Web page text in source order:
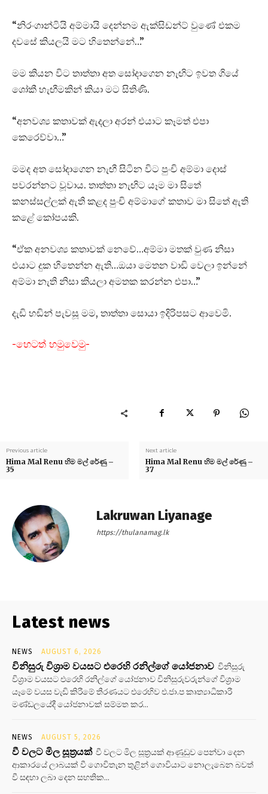
“නිරංගාන්ටියි අම්මායි දෙන්නම ඇක්සිඩන්ට් වුණේ එකම
දවසේ කියලයි මට හිතෙන්නේ…”
මම කියන විට තාත්තා අත සෝදාගෙන නැඟිට ඉවත ගියේ
ශෝකී හැඟීමකින් කියා මට සිතිණි.
“අනවශ්‍ය කතාවක් ඇදලා අරන් එයාට කෑමත් එපා
කෙරෙව්වා…”
මමද අත සෝදාගෙන නැඟී සිටින විට පුංචි අම්මා දොස්
පවරන්නට වූවාය. තාත්තා නැඟිට යෑම මා සිතේ
කනස්සල්ලක් ඇති කළද පුංචි අම්මාගේ කතාව මා සිතේ ඇති
කළේ කෝපයකි.
“ඒක අනවශ්‍ය කතාවක් නෙවේ…අම්මා මතක් වුණ නිසා
එයාට දුක හිතෙන්න ඇති…ඔයා මෙතන වාඩි වෙලා ඉන්නේ
අම්මා නැති නිසා කියලා අමතක කරන්න එපා…”
දැඩි හඬින් පැවසූ මම, තාත්තා සොයා ඉදිරිපසට ආවෙමි.
-හෙටත් හමුවෙමු-
Previous article
Hima Mal Renu හිම මල් රේණු –
35
Next article
Hima Mal Renu හිම මල් රේණු –
37
Lakruwan Liyanage
https://thulanamag.lk
Latest news
NEWS AUGUST 6, 2026
විනිසුරු විශ්‍රාම වයසට එරෙහි රනිල්ගේ යෝජනාව විනිසුරු
විශ්‍රාම වයසට එරෙහි රනිල්ගේ යෝජනාව විනිසුරුවරුන්ගේ විශ්‍රාම
යෑමේ වයස වැඩි කිරීමේ තීරණයට එරෙහිව එ.ජා.ප කෘත්‍යාධිකාරී
මණ්ඩලයේදී යෝජනාවක් සම්මත කර...
NEWS AUGUST 5, 2026
වී වලට මිල සූත්‍රයක් වී වලට මිල සූත්‍රයක් ආණුඩුව පෙන්වා දෙන
ආකාරයේ ලාබයක් වී ගොවිතැන තුළින් ගොවියාට නොලැබෙන බවත්
වී සඳහා ලබා දෙන සහතික...